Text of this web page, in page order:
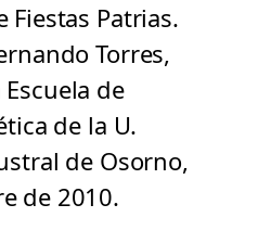
Fiestas Patrias.
Torres,
de
de la U.
de Osorno,
de 2010.